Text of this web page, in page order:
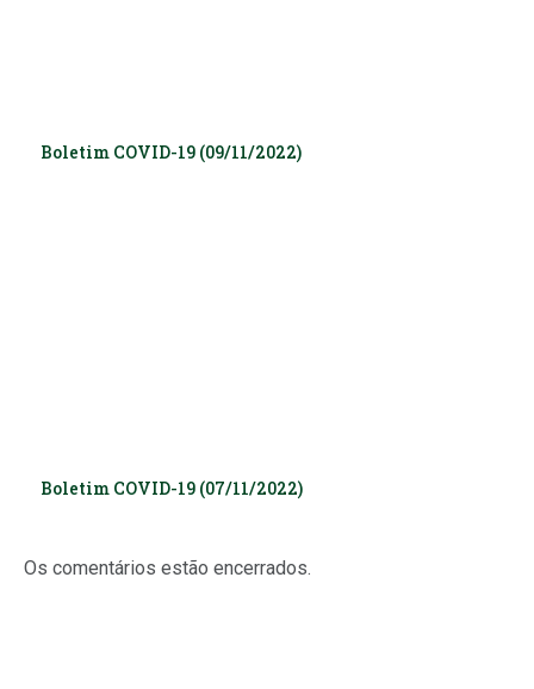
Boletim COVID-19 (09/11/2022)
Boletim COVID-19 (07/11/2022)
Os comentários estão encerrados.